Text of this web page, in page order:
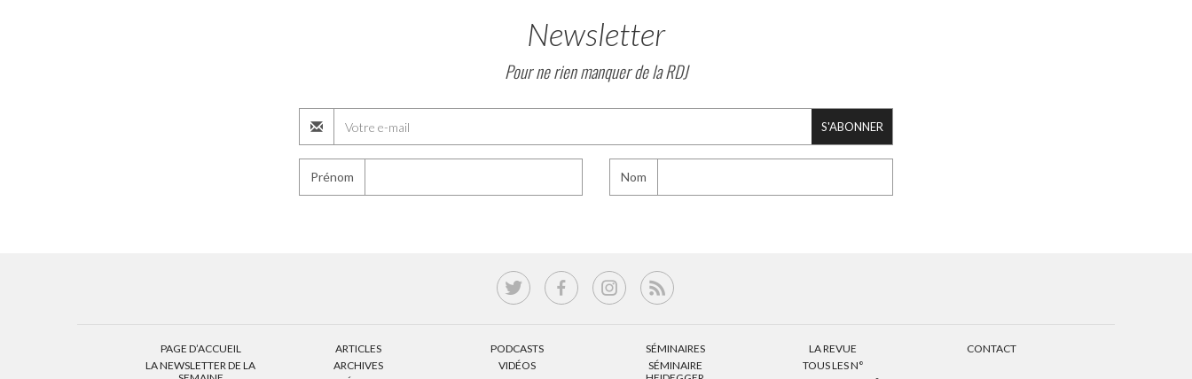
Newsletter
Pour ne rien manquer de la RDJ
S'ABONNER
Prénom Nom
PAGE D’ACCUEIL
LA NEWSLETTER DE LA
ARTICLES
ARCHIVES
PODCASTS
VIDÉOS
SÉMINAIRES
SÉMINAIRE
LA REVUE
TOUS LES N°
CONTACT